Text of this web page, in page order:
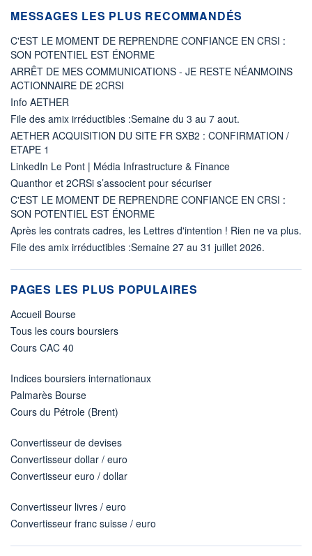
MESSAGES LES PLUS RECOMMANDÉS
C'EST LE MOMENT DE REPRENDRE CONFIANCE EN CRSI :
SON POTENTIEL EST ÉNORME
ARRÊT DE MES COMMUNICATIONS - JE RESTE NÉANMOINS
ACTIONNAIRE DE 2CRSI
Info AETHER
File des amix irréductibles :Semaine du 3 au 7 aout.
AETHER ACQUISITION DU SITE FR SXB2 : CONFIRMATION /
ETAPE 1
LinkedIn Le Pont | Média Infrastructure & Finance
Quanthor et 2CRSi s’associent pour sécuriser
C'EST LE MOMENT DE REPRENDRE CONFIANCE EN CRSI :
SON POTENTIEL EST ÉNORME
Après les contrats cadres, les Lettres d'intention ! Rien ne va plus.
File des amix irréductibles :Semaine 27 au 31 juillet 2026.
PAGES LES PLUS POPULAIRES
Accueil Bourse
Tous les cours boursiers
Cours CAC 40
Indices boursiers internationaux
Palmarès Bourse
Cours du Pétrole (Brent)
Convertisseur de devises
Convertisseur dollar / euro
Convertisseur euro / dollar
Convertisseur livres / euro
Convertisseur franc suisse / euro